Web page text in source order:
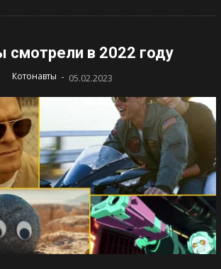
смотрели в 2022 году
Котонавты - 05.02.2023